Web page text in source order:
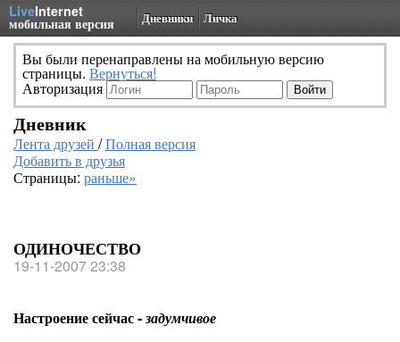
LiveInternet
мобильная версия Дневники Личка
Вы были перенаправлены на мобильную версию
страницы. Вернуться!
Авторизация
Дневник
Лента друзей /Полная версия
Добавить в друзья
Страницы: раньше»
ОДИНОЧЕСТВО
19-11-2007 23:38
Настроение сейчас -задумчивое